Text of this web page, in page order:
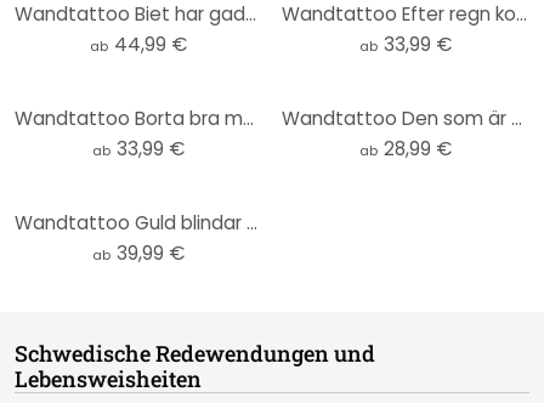
Wandtattoo Biet har gadd men också honung
ab 44,99 €
Wandtattoo Efter regn kommer solsken
ab 33,99 €
Wandtattoo Borta bra men hemma bäst
ab 33,99 €
Wandtattoo Den som är allestädes är ingenstädes
ab 28,99 €
Wandtattoo Guld blindar många...
ab 39,99 €
Schwedische Redewendungen und
Lebensweisheiten